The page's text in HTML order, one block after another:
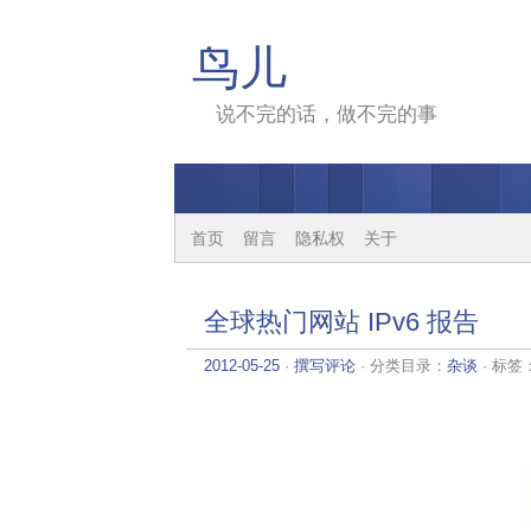
鸟儿
说不完的话，做不完的事
首页 留言 隐私权 关于
全球热门网站 IPv6 报告
2012-05-25 · 撰写评论 · 分类目录： 杂谈 · 标签